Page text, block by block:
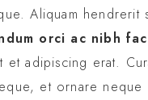
Aliquam hendrerit
orci ac nibh
et adipiscing erat.
et ornare